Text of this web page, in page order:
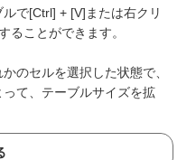
で[Ctrl] + [V]または右クリ
ることができます。
のセルを選択した状態で、
て、テーブルサイズを拡